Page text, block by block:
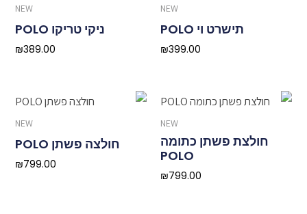
NEW
תישרט וי POLO
₪399.00
NEW
ניקי טריקו POLO
₪389.00
NEW
חולצת פשתן כתומה
POLO
₪799.00
NEW
חולצה פשתן POLO
₪799.00